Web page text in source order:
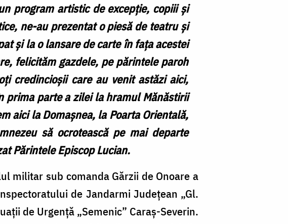
program artistic de excepție, copiii și
ne-au prezentat o piesă de teatru și
și la o lansare de carte în fața acestei
felicităm gazdele, pe părintele paroh
credincioșii care au venit astăzi aici,
prima parte a zilei la hramul Mănăstirii
aici la Domașnea, la Poarta Orientală,
să ocrotească pe mai departe
Părintele Episcop Lucian.
militar sub comanda Gărzii de Onoare a
de Jandarmi Județean „Gl.
de Urgență „Semenic” Caraș-Severin.